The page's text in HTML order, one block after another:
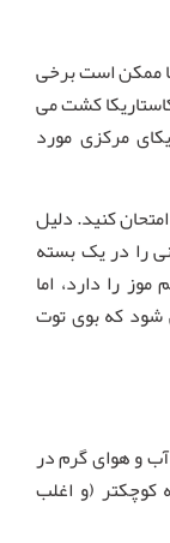
ممکن است برخی
کشت می
مرکزی مورد
کنید. دلیل
را در یک بسته
را دارد، اما
شود که بوی توت
و هوای گرم در
(و اغلب